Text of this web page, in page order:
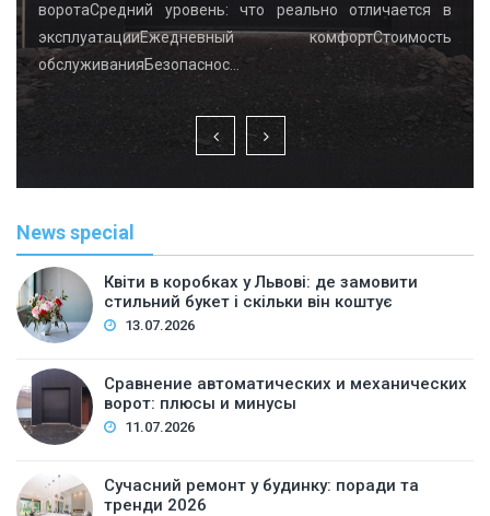
воротаСредний уровень: что реально отличается в
эксплуатацииЕжедневный комфортСтоимость
обслуживанияБезопаснос…
News special
Квіти в коробках у Львові: де замовити
стильний букет і скільки він коштує
13.07.2026
Сравнение автоматических и механических
ворот: плюсы и минусы
11.07.2026
Сучасний ремонт у будинку: поради та
тренди 2026